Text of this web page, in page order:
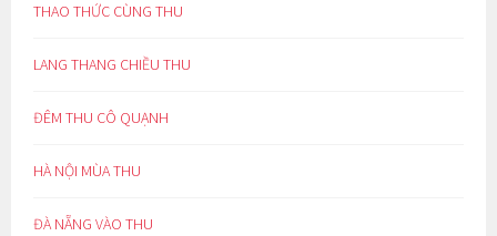
THAO THỨC CÙNG THU
LANG THANG CHIỀU THU
ĐÊM THU CÔ QUẠNH
HÀ NỘI MÙA THU
ĐÀ NẴNG VÀO THU